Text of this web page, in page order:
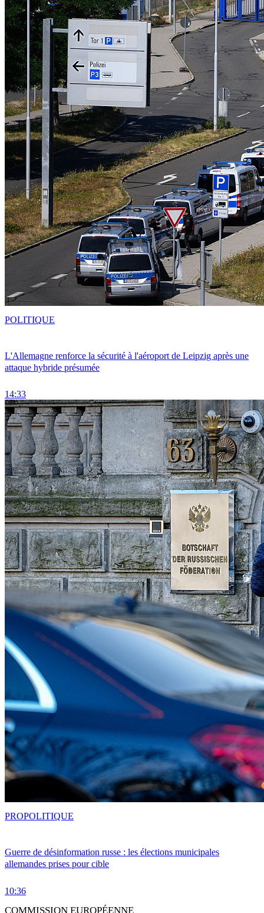
L'Allemagne renforce la sécurité à l'aéroport de Leipzig après une
attaque hybride présumée
14:33
POLITIQUE
Guerre de désinformation russe : les élections municipales
allemandes prises pour cible
10:36
PROPOLITIQUE
COMMISSION EUROPÉENNE